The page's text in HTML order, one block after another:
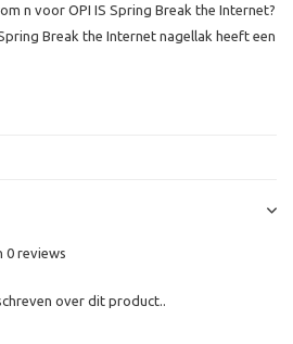
n voor OPI IS Spring Break the Internet?
Break the Internet nagellak heeft een
0 reviews
over dit product..